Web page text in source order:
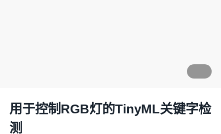
用于控制RGB灯的TinyML关键字检
测